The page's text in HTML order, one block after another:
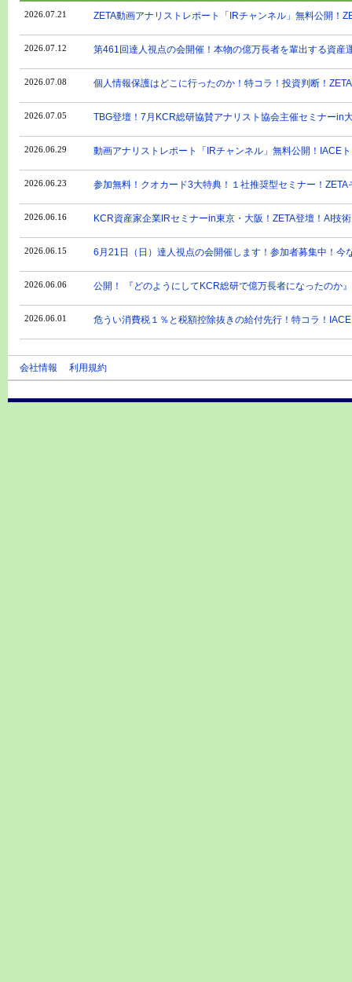
2026.07.21 ZETA動画アナリストレポート「IRチャンネル」無料公開！
2026.07.12 第461回達人視点の会開催！本物の億万長者を輩出する資産
2026.07.08 個人情報保護はどこに行ったのか！特コラ！投資判断！
2026.07.05 TBG登壇！7月KCR総研協賛アナリスト協会主催セミナーin
2026.06.29 動画アナリストレポート「IRチャンネル」無料公開！IACE
2026.06.23 参加無料！クオカード3大特典！１社推奨型セミナー！
2026.06.16 KCR資産家企業IRセミナーin東京・大阪！ZETA登壇！AI技
2026.06.15 6月21日（日）達人視点の会開催します！参加者募集中！今
2026.06.06 公開！ 『どのようにしてKCR総研で億万長者になったのか
2026.06.01 危うい消費税１％と税額控除抜きの給付先行！特コラ！
会社情報 利用規約